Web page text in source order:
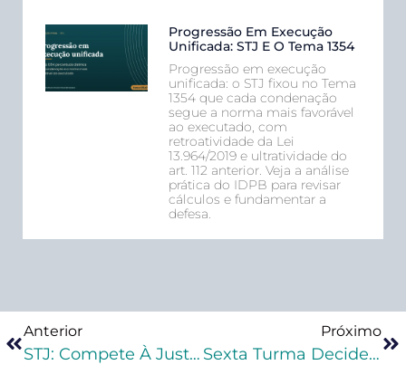
Progressão Em Execução
Unificada: STJ E O Tema 1354
Progressão em execução
unificada: o STJ fixou no Tema
1354 que cada condenação
segue a norma mais favorável
ao executado, com
retroatividade da Lei
13.964/2019 e ultratividade do
art. 112 anterior. Veja a análise
prática do IDPB para revisar
cálculos e fundamentar a
defesa.
Anterior
STJ: Compete À Justiça Estadual Julgar Tráfico Interestadual Com Uso De Aeronave Se A Droga É Apreendida Em Solo
Próximo
Sexta Turma Decide Que Condição De Policial Justifica Aumento Da Pena-Base No Crime De Extorsão